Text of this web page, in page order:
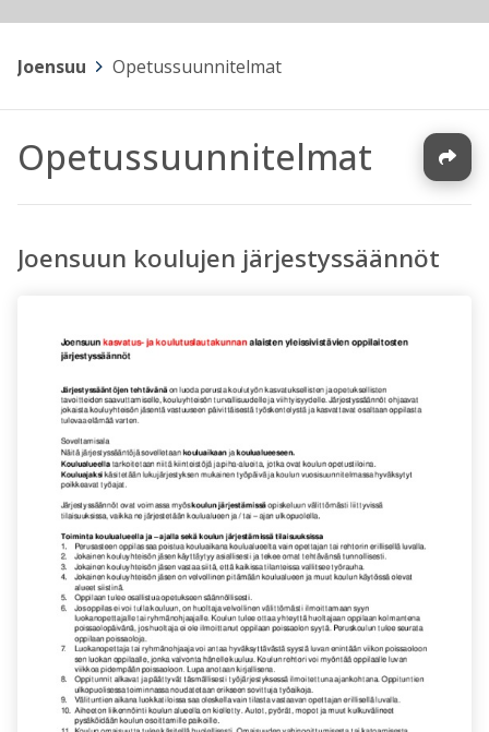
Joensuu Opetussuunnitelmat
Opetussuunnitelmat
Joensuun koulujen järjestyssäännöt